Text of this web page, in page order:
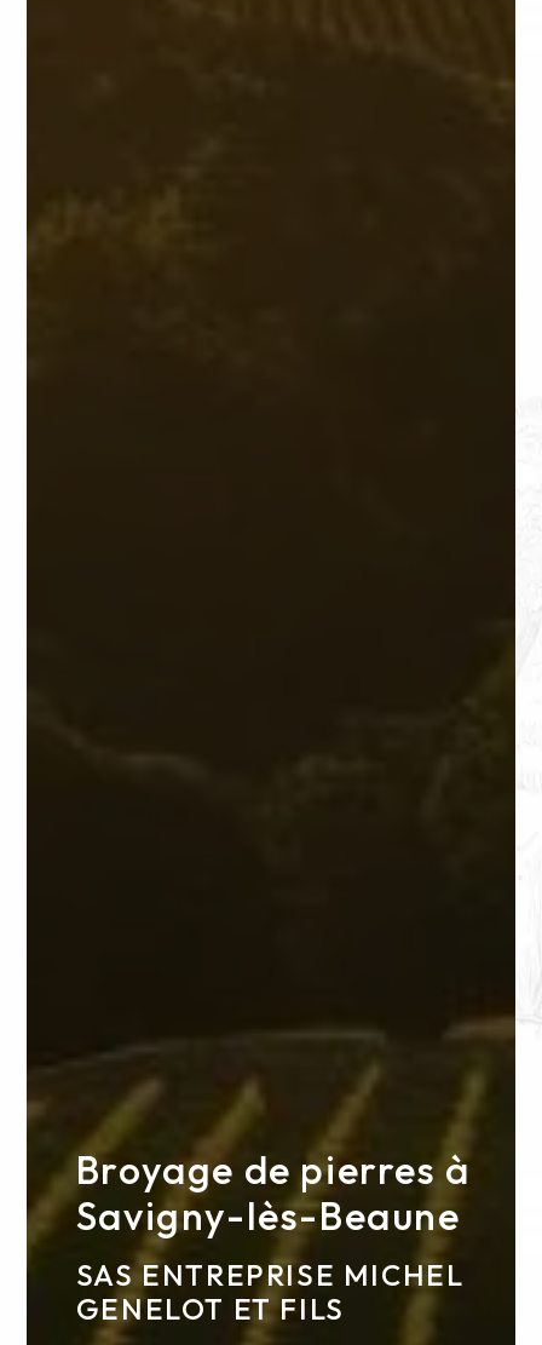
Broyage de pierres à
Savigny-lès-Beaune
SAS ENTREPRISE MICHEL
GENELOT ET FILS